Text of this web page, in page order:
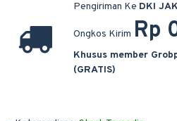
Pengiriman Ke DKI
Ongkos Kirim Rp
Khusus member
(GRATIS)